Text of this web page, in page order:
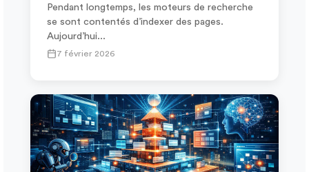
Pendant longtemps, les moteurs de recherche
se sont contentés d’indexer des pages.
Aujourd’hui...
7 février 2026